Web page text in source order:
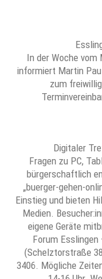
In der Woche
informiert Martin
zum
Digitaler
Fragen zu PC,
bürgerschaftlich
„buerger-gehen-
Einstieg und bieten
Medien.
eigene Geräte
Forum
(Schelztorstraße
3406. Mögliche